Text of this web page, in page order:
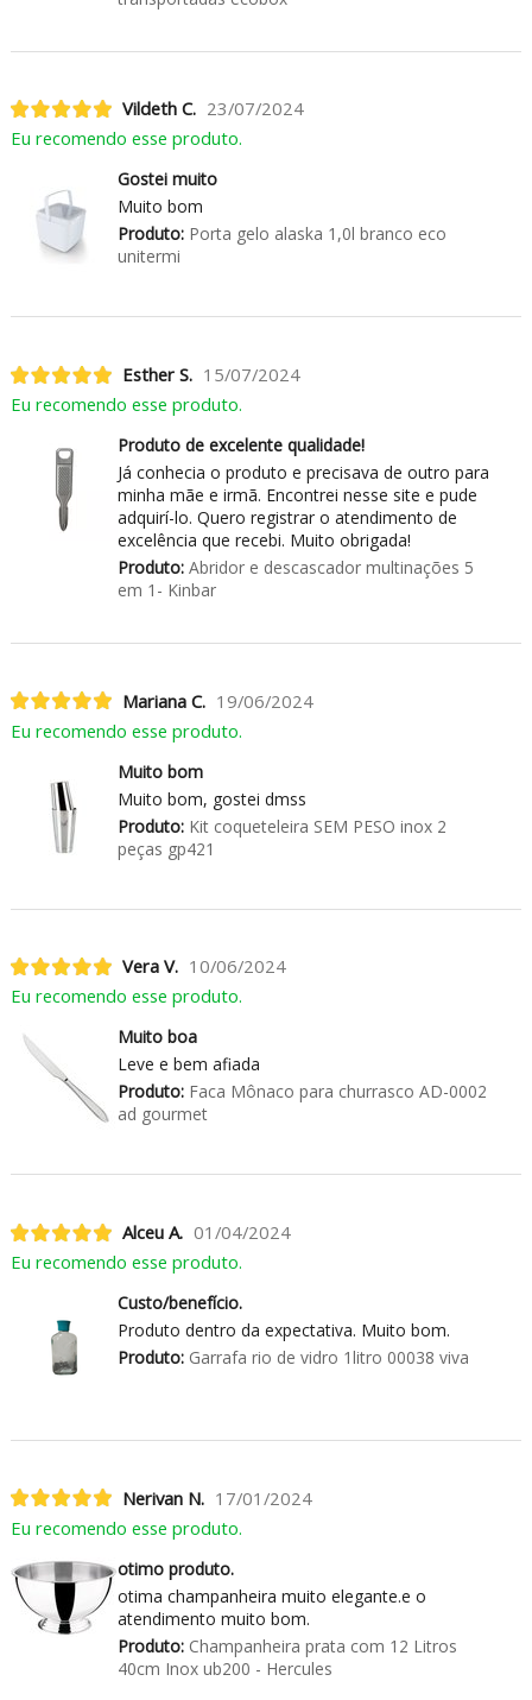
Vildeth C. 23/07/2024
Eu recomendo esse produto.
Gostei muito
Muito bom
Produto:Porta gelo alaska 1,0l branco eco
unitermi
Esther S. 15/07/2024
Eu recomendo esse produto.
Produto de excelente qualidade!
Já conhecia o produto e precisava de outro para
minha mãe e irmã. Encontrei nesse site e pude
adquirí-lo. Quero registrar o atendimento de
excelência que recebi. Muito obrigada!
Produto:Abridor e descascador multinações 5
em 1- Kinbar
Mariana C. 19/06/2024
Eu recomendo esse produto.
Muito bom
Muito bom, gostei dmss
Produto:Kit coqueteleira SEM PESO inox 2
peças gp421
Vera V. 10/06/2024
Eu recomendo esse produto.
Muito boa
Leve e bem afiada
Produto:Faca Mônaco para churrasco AD-0002
ad gourmet
Alceu A. 01/04/2024
Eu recomendo esse produto.
Custo/benefício.
Produto dentro da expectativa. Muito bom.
Produto:Garrafa rio de vidro 1litro 00038 viva
Nerivan N. 17/01/2024
Eu recomendo esse produto.
otimo produto.
otima champanheira muito elegante.e o
atendimento muito bom.
Produto:Champanheira prata com 12 Litros
40cm Inox ub200 - Hercules